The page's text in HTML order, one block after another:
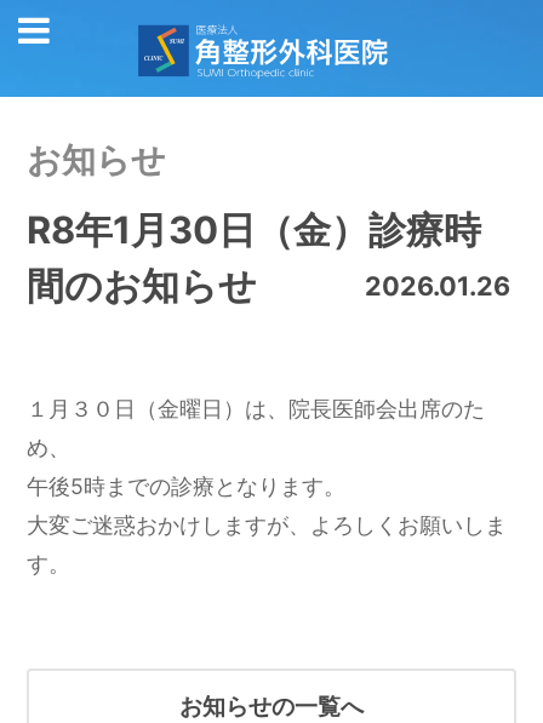
お知らせ
R8年1月30日（金）診療時
間のお知らせ
2026.01.26
１月３０日（金曜日）は、院長医師会出席のた
め、
午後5時までの診療となります。
大変ご迷惑おかけしますが、よろしくお願いしま
す。
お知らせの一覧へ